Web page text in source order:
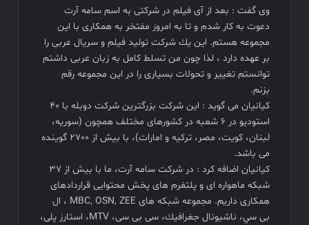
وی گفت : بعد از آى فيلم در شركتى به اسم سامه آرت
دعوت به کار شدم و تا به امروز مفتخر به همكارى با اين
مجموعه هستم. اين يك شركت توليد فيلم و سريال عربى را
بر عهده دارد ، لذا چون من تسلط كامل به زبان عربى داشتم
توانستم تغییر و تحولات بسیاری را در این مجموعه رقم
بزنم.
کیانیان می گوید : اين شركت بزرگترين شركت دوبله با ٤٠
استوديو در ٦ شعبه در كشورهاى مختلف همچون (سوريه،
لبنان، كويت، مصر، تركيه و امارات)، با بيش از ٢٧٠٠ گوينده
می باشد.
کیانیان اضافه کرد : در شركت سامه آرت، ما با بيش از ٣٧
شبكه ماهواره اى و پلتفرم هاى پخش محتوایى قراردادهاى
همكارى داريم. مجموعه شبكه هاى MBC, OSN, ZEE ، ال
بى سي، ناشيونال جغرافيك، سى بى سى، MTV، استارز پلى،